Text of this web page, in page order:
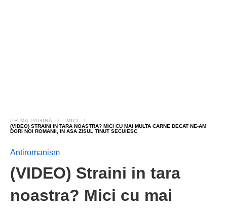
PRIMA PAGINĂ
MICI
(VIDEO) STRAINI IN TARA NOASTRA? MICI CU MAI MULTA CARNE DECAT NE-AM
DORI NOI ROMANII, IN ASA ZISUL TINUT SECUIESC
Antiromanism
(VIDEO) Straini in tara
noastra? Mici cu mai